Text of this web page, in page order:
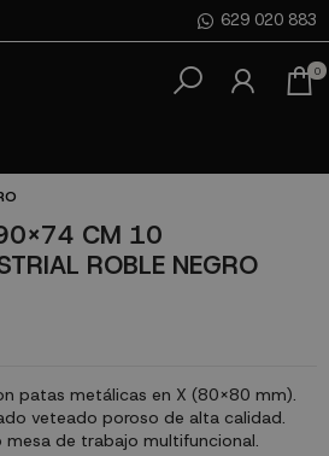
629 020 883
0
CM 10
ROBLE NEGRO
patas metálicas en X (80x80 mm).
veteado poroso de alta calidad.
mesa de trabajo multifuncional.